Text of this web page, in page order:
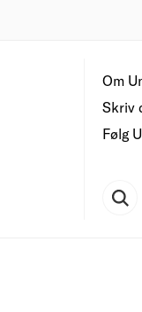
Om
Skriv
Følg